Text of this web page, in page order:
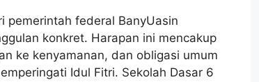
pemerintah federal BanyUasin
konkret. Harapan ini mencakup
ke kenyamanan, dan obligasi umum
Idul Fitri. Sekolah Dasar 6